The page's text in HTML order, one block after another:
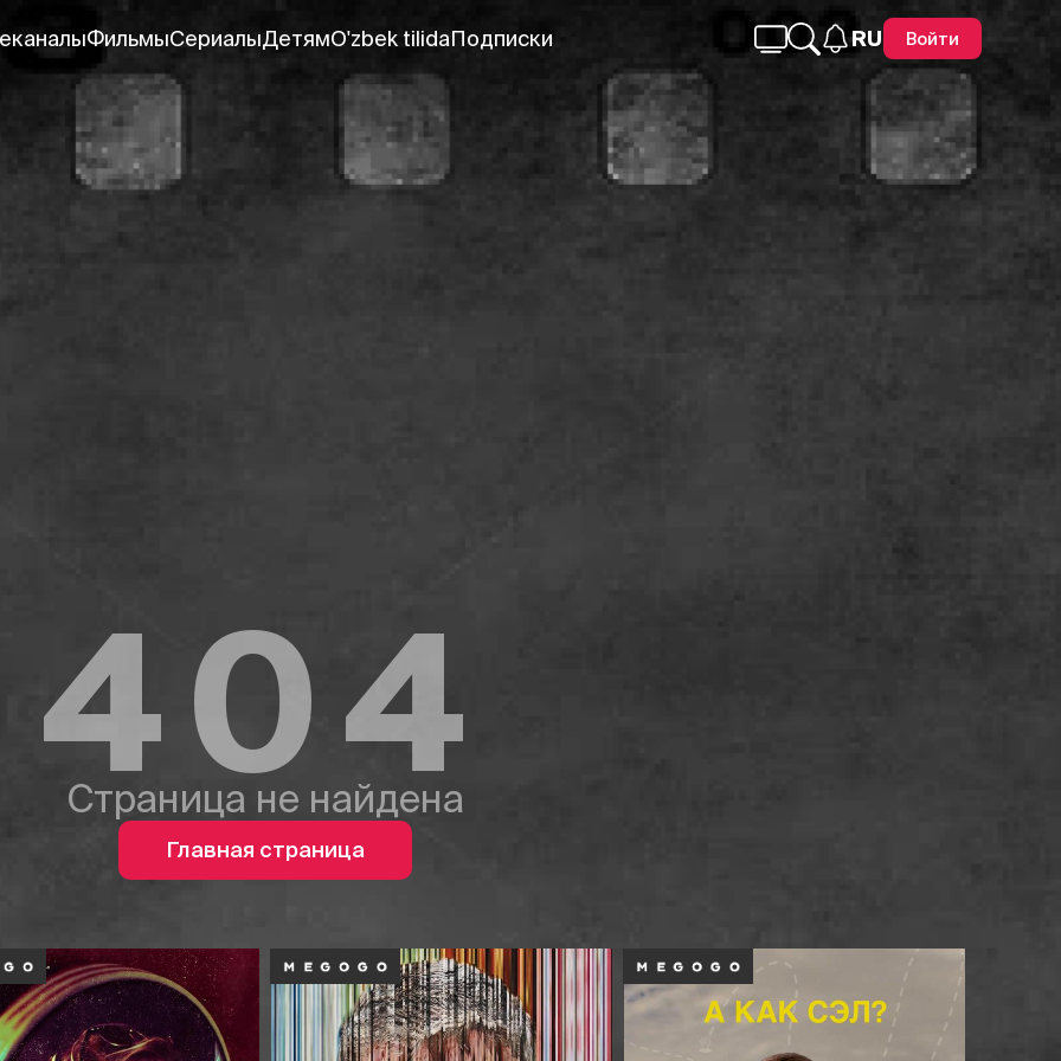
ФильмыСериалыДетямO'zbek tilidaПодписки RU Войти
404
Страница не найдена
Главная страница